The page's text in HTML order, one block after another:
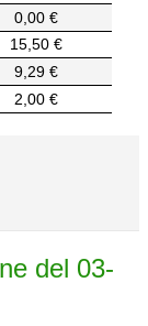
0,00 €
15,50 €
9,29 €
2,00 €
del 03-